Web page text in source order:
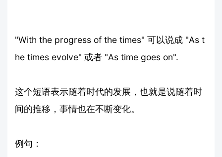
"With the progress of the times" 可以说成 "As t
he times evolve" 或者 "As time goes on".
这个短语表示随着时代的发展，也就是说随着时
间的推移，事情也在不断变化。
例句：